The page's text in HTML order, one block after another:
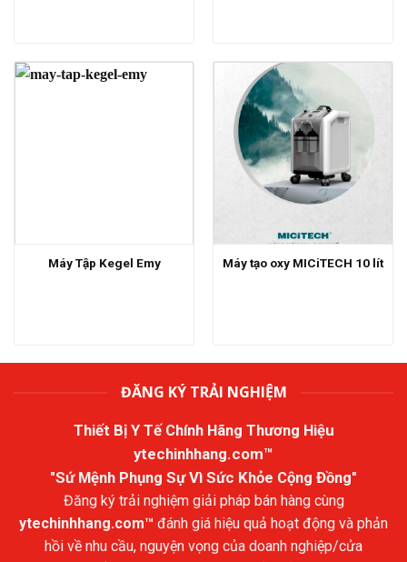
Máy Tập Kegel Emy Máy tạo oxy MICiTECH 10 lít
ĐĂNG KÝ TRẢI NGHIỆM
Thiết Bị Y Tế Chính Hãng Thương Hiệu
ytechinhhang.com™
"Sứ Mệnh Phụng Sự Vì Sức Khỏe Cộng Đồng"
Đăng ký trải nghiệm giải pháp bán hàng cùng
ytechinhhang.com™ đánh giá hiệu quả hoạt động và phản
hồi về nhu cầu, nguyện vọng của doanh nghiệp/cửa